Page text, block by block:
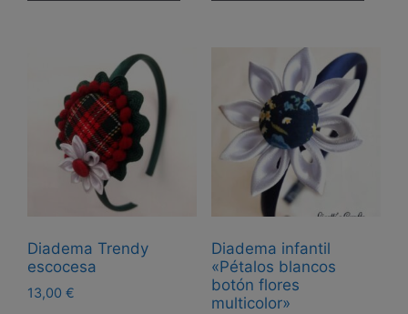
Diadema Trendy
escocesa
13,00 €
Diadema infantil
«Pétalos blancos
botón flores
multicolor»